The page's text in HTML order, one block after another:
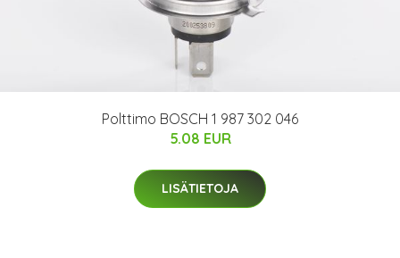
Polttimo BOSCH 1 987 302 046
5.08 EUR
LISÄTIETOJA